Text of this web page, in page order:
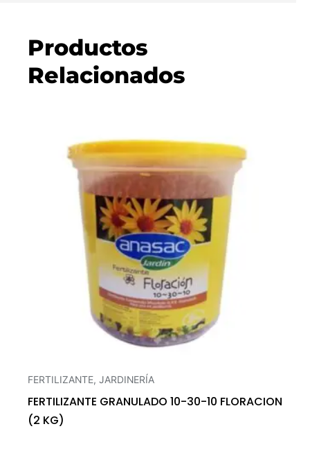
Productos
Relacionados
FERTILIZANTE, JARDINERÍA
FERTILIZANTE GRANULADO 10-30-10 FLORACION
(2 KG)